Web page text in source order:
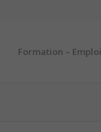
Formation – Emploi